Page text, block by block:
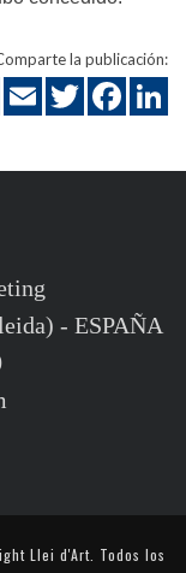
la publicación:
- ESPAÑA
Llei d'Art. Todos los